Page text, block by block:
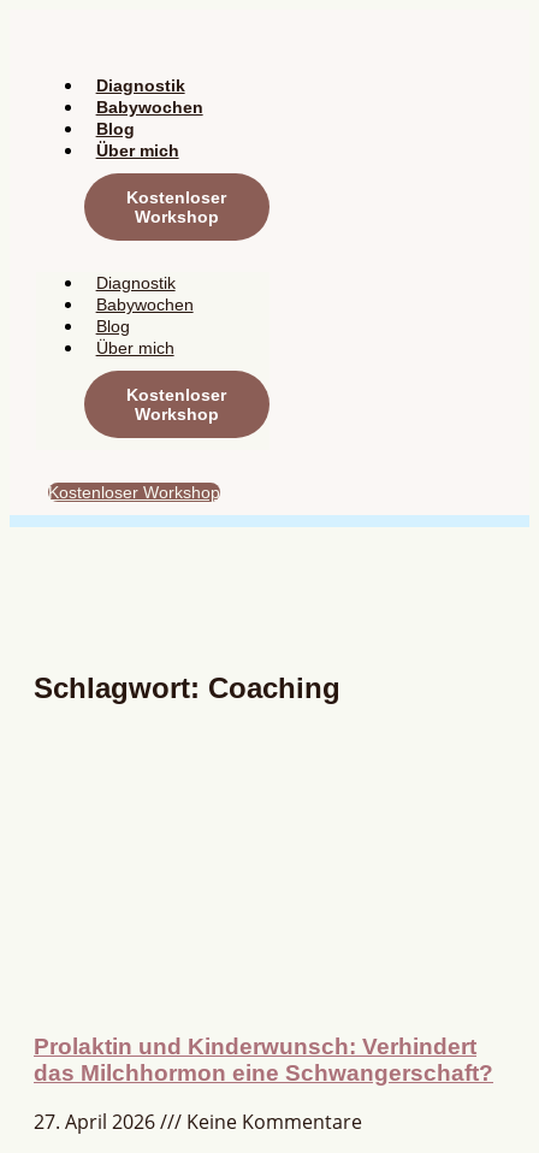
Diagnostik
Babywochen
Blog
Über mich
Kostenloser
Workshop
Diagnostik
Babywochen
Blog
Über mich
Kostenloser
Workshop
Kostenloser Workshop
Schlagwort: Coaching
Prolaktin und Kinderwunsch: Verhindert
das Milchhormon eine Schwangerschaft?
27. April 2026
Keine Kommentare